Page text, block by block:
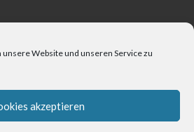
Website und unseren Service zu
akzeptieren
– Berlin-Bangkok